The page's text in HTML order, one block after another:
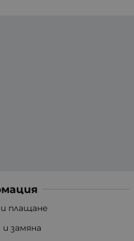
плащане
замяна